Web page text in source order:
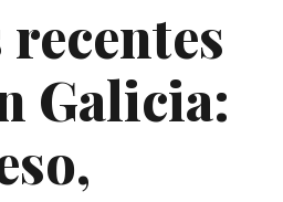
Galicia: